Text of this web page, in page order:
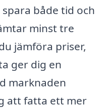
både tid och
minst tre
jämföra priser,
ger dig en
marknaden
att fatta ett mer